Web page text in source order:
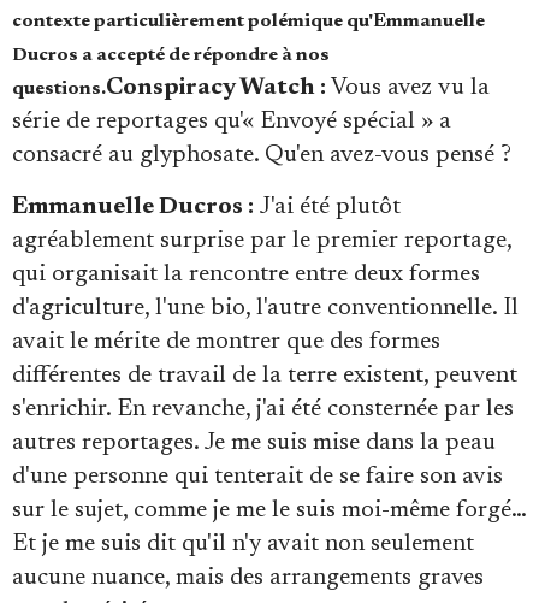
contexte particulièrement polémique qu'Emmanuelle
Ducros a accepté de répondre à nos
questions.Conspiracy Watch : Vous avez vu la
série de reportages qu'« Envoyé spécial » a
consacré au glyphosate. Qu'en avez-vous pensé ?
Emmanuelle Ducros : J'ai été plutôt
agréablement surprise par le premier reportage,
qui organisait la rencontre entre deux formes
d'agriculture, l'une bio, l'autre conventionnelle. Il
avait le mérite de montrer que des formes
différentes de travail de la terre existent, peuvent
s'enrichir. En revanche, j'ai été consternée par les
autres reportages. Je me suis mise dans la peau
d'une personne qui tenterait de se faire son avis
sur le sujet, comme je me le suis moi-même forgé…
Et je me suis dit qu'il n'y avait non seulement
aucune nuance, mais des arrangements graves